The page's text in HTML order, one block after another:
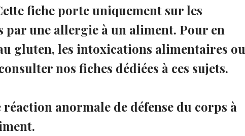
fiche porte uniquement sur les
par une allergie à un aliment. Pour en
gluten, les intoxications alimentaires ou
nos fiches dédiées à ces sujets.
anormale de défense du corps à